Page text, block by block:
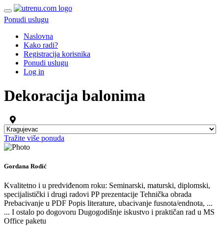
Ponudi uslugu
Naslovna
Kako radi?
Registracija korisnika
Ponudi uslugu
Log in
Dekoracija balonima
Tražite više ponuda
Gordana Rodić
Kvalitetno i u predviđenom roku: Seminarski, maturski, diplomski,
specijalistički i drugi radovi PP prezentacije Tehnička obrada
Prebacivanje u PDF Popis literature, ubacivanje fusnota/endnota, ...
... I ostalo po dogovoru Dugogodišnje iskustvo i praktičan rad u MS
Office paketu